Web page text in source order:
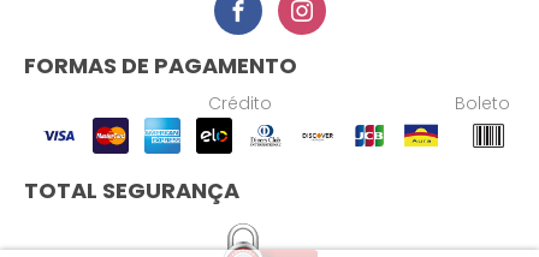
FORMAS DE PAGAMENTO
Crédito Boleto
TOTAL SEGURANÇA